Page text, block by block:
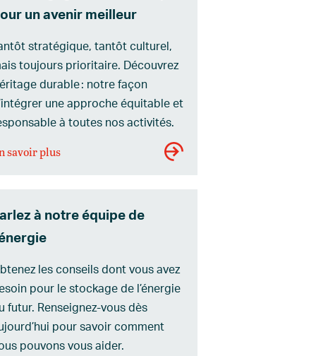
un avenir meilleur
stratégique, tantôt culturel,
toujours prioritaire. Découvrez
durable : notre façon
une approche équitable et
à toutes nos activités.
savoir plus
à notre équipe de
les conseils dont vous avez
pour le stockage de l’énergie
futur. Renseignez-vous dès
pour savoir comment
pouvons vous aider.